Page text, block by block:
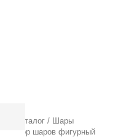
каталог /
Шары
Набор шаров фигурный